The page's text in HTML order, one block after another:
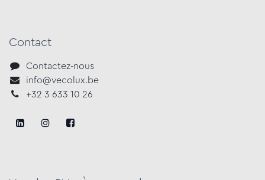
Contact
Contactez-nous
info@vecolux.be
+3​2 3 633​ 10 ​2​6